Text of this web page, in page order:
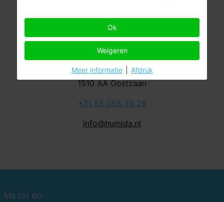
BTW BE-0649.837.543
Nederland
Postbus 21
1510 AA Oostzaan
+31 85 065 39 29
info@humida.nl
Ma tot do:
Ok
Weigeren
Meer informatie Afdruk